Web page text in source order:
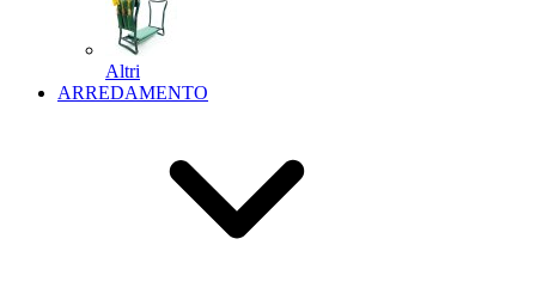
Altri
ARREDAMENTO